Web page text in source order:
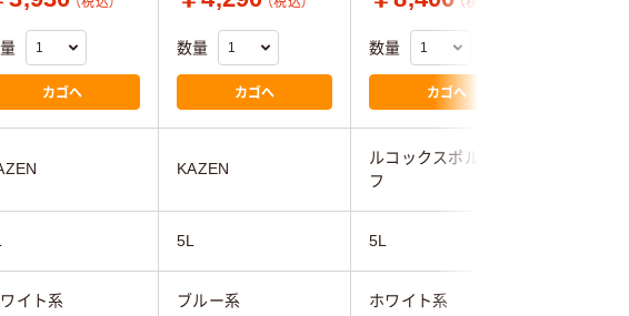
カゴへ
数量
カゴへ
数量
カゴへ
KAZEN
ルコックスポルティ
フ
5L 5L
イト系 ブルー系 ホワイト系